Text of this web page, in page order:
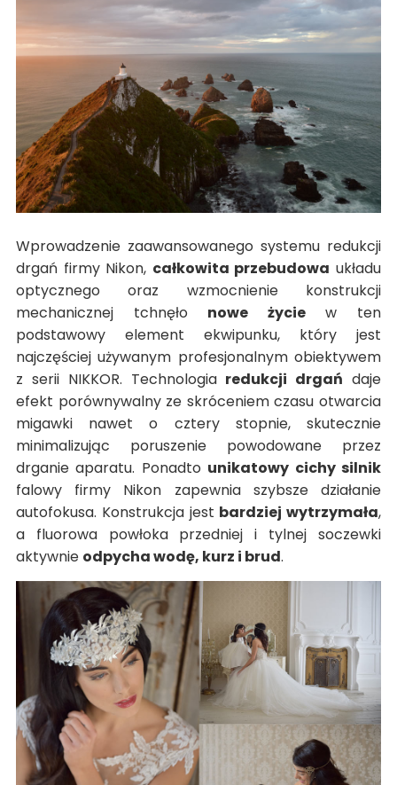
Wprowadzenie zaawansowanego systemu redukcji
drgań firmy Nikon, całkowita przebudowa układu
optycznego oraz wzmocnienie konstrukcji
mechanicznej tchnęło nowe życiew ten
podstawowy element ekwipunku, który jest
najczęściej używanym profesjonalnym obiektywem
z serii NIKKOR. Technologia redukcji drgań daje
efekt porównywalny ze skróceniem czasu otwarcia
migawki nawet o cztery stopnie, skutecznie
minimalizując poruszenie powodowane przez
drganie aparatu. Ponadto unikatowy cichy silnik
falowy firmy Nikon zapewnia szybsze działanie
autofokusa. Konstrukcja jest bardziej wytrzymała,
a fluorowa powłoka przedniej i tylnej soczewki
aktywnie odpycha wodę, kurz i brud.